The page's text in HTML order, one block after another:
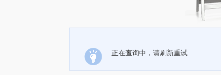
正在查询中，请刷新重试